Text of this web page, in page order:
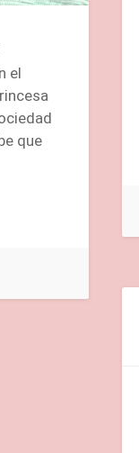
el
que